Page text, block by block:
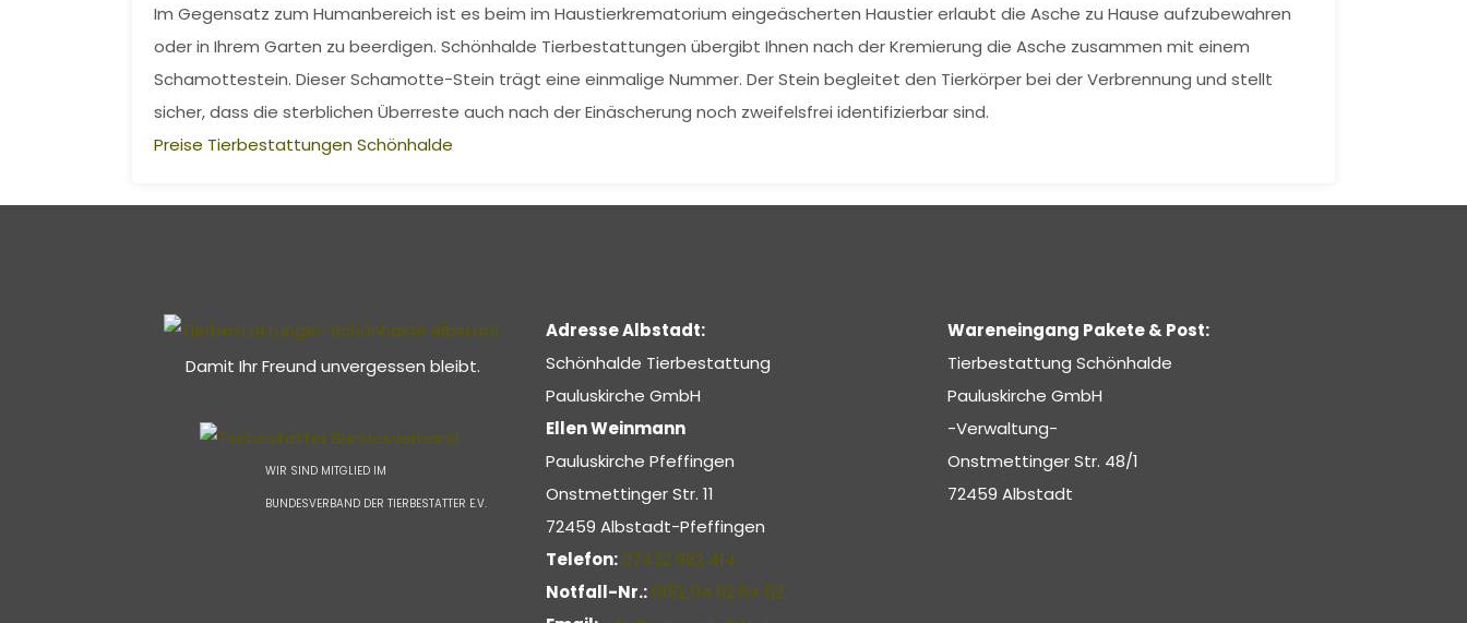
Im Gegensatz zum Humanbereich ist es beim im Haustierkrematorium eingeäscherten Haustier erlaubt die Asche zu Hause aufzubewahren
oder in Ihrem Garten zu beerdigen. Schönhalde Tierbestattungen übergibt Ihnen nach der Kremierung die Asche zusammen mit einem
Schamottestein. Dieser Schamotte-Stein trägt eine einmalige Nummer. Der Stein begleitet den Tierkörper bei der Verbrennung und stellt
sicher, dass die sterblichen Überreste auch nach der Einäscherung noch zweifelsfrei identifizierbar sind.
Preise Tierbestattungen Schönhalde
Damit Ihr Freund unvergessen bleibt.
WIR SIND MITGLIED IM
BUNDESVERBAND DER TIERBESTATTER E.V.
Adresse Albstadt:
Schönhalde Tierbestattung
Pauluskirche GmbH
Ellen Weinmann
Pauluskirche Pfeffingen
Onstmettinger Str. 11
72459 Albstadt-Pfeffingen
Telefon: 07432 982 414
Notfall-Nr.: 0152 04 62 64 52
Wareneingang Pakete & Post:
Tierbestattung Schönhalde
Pauluskirche GmbH
-Verwaltung-
Onstmettinger Str. 48/1
72459 Albstadt